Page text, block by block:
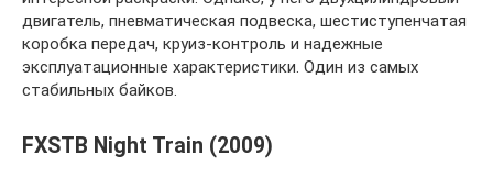
двигатель, пневматическая подвеска, шестиступенчатая
коробка передач, круиз-контроль и надежные
эксплуатационные характеристики. Один из самых
стабильных байков.
FXSTB Night Train (2009)